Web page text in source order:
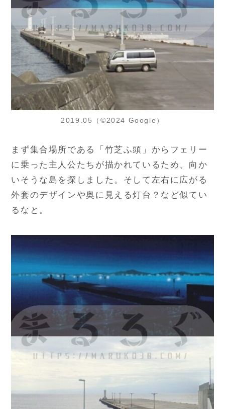
2019.05（©2024 Google）
まず集合場所である「竹芝ふ頭」からフェリー
に乗った主人公たちが描かれているため、向か
いそうな島を探しました。そして左右に広がる
外套のデザインや奥に見える灯台？など似てい
るなと。